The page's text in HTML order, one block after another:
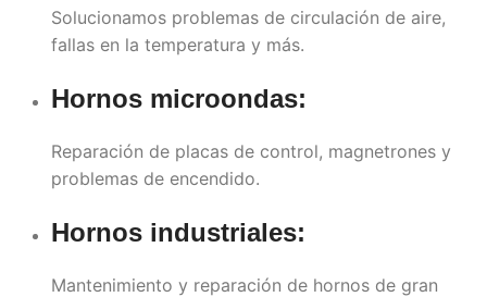
Solucionamos problemas de circulación de aire,
fallas en la temperatura y más.
Hornos microondas:
Reparación de placas de control, magnetrones y
problemas de encendido.
Hornos industriales:
Mantenimiento y reparación de hornos de gran